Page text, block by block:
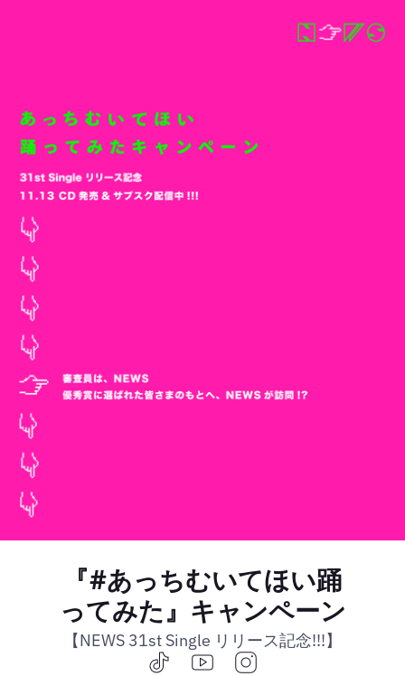
『#あっちむいてほい踊
ってみた』キャンペーン
【NEWS 31st Single リリース記念!!!】